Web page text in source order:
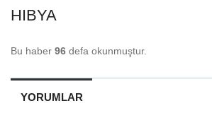
HIBYA
Bu haber 96 defa okunmuştur.
YORUMLAR